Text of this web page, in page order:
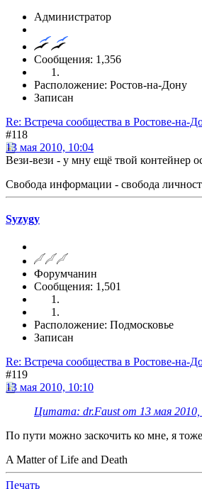
Администратор
Сообщения: 1,356
Расположение: Ростов-на-Дону
Записан
Re: Встреча сообщества в Ростове-на-
#118
13 мая 2010, 10:04
Вези-вези - у мну ещё твой контейнер
Свобода информации - свобода
Syzygy
Форумчанин
Сообщения: 1,501
Расположение: Подмосковье
Записан
Re: Встреча сообщества в Ростове-на-
#119
13 мая 2010, 10:10
Цитата: dr.Faust от 13 мая 2010,
По пути можно заскочить ко мне, я
A Matter of Life and Death
Печать